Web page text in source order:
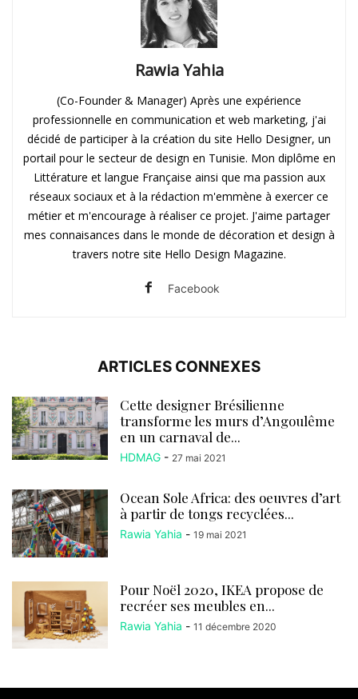
Rawia Yahia
(Co-Founder & Manager) Après une expérience
professionnelle en communication et web marketing, j'ai
décidé de participer à la création du site Hello Designer, un
portail pour le secteur de design en Tunisie. Mon diplôme en
Littérature et langue Française ainsi que ma passion aux
réseaux sociaux et à la rédaction m'emmène à exercer ce
métier et m'encourage à réaliser ce projet. J'aime partager
mes connaisances dans le monde de décoration et design à
travers notre site Hello Design Magazine.
Facebook
ARTICLES CONNEXES
Cette designer Brésilienne
transforme les murs d’Angoulême
en un carnaval de...
HDMAG - 27 mai 2021
Ocean Sole Africa: des oeuvres d’art
à partir de tongs recyclées...
Rawia Yahia - 19 mai 2021
Pour Noël 2020, IKEA propose de
recréer ses meubles en...
Rawia Yahia - 11 décembre 2020